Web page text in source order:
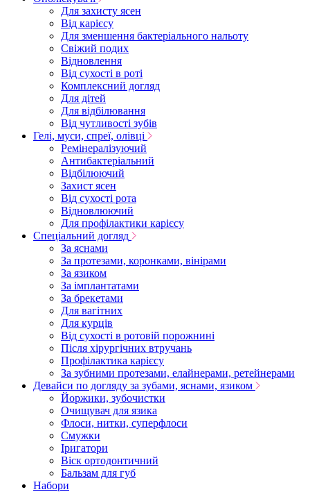
Для захисту ясен
Від карієсу
Для зменшення бактеріального нальоту
Свіжий подих
Відновлення
Від сухості в роті
Комплексний догляд
Для дітей
Для відбілювання
Від чутливості зубів
Гелі, муси, спреї, олівці
Ремінералізуючий
Антибактеріальний
Відбілюючий
Захист ясен
Від сухості рота
Відновлюючий
Для профілактики карієсу
Спеціальний догляд
За яснами
За протезами, коронками, вінірами
За язиком
За імплантатами
За брекетами
Для вагітних
Для курців
Від сухості в ротовій порожнині
Після хірургічних втручань
Профілактика карієсу
За зубними протезами, елайнерами, ретейнерами
Девайси по догляду за зубами, яснами, язиком
Йоржики, зубочистки
Очищувач для язика
Флоси, нитки, суперфлоси
Смужки
Іригатори
Віск ортодонтичний
Бальзам для губ
Набори